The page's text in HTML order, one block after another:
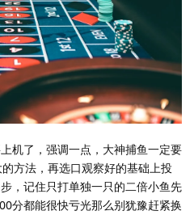
机了，强调一点，大神捕鱼一定要
方法，再选口观察好的基础上投
，记住只打单独一只的二倍小鱼先
分都能很快亏光那么别犹豫赶紧换